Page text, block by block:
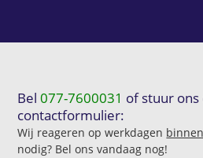
Bel077-7600031 of stuur
contactformulier:
Wij reageren op werkdagen
nodig? Bel ons vandaag nog!